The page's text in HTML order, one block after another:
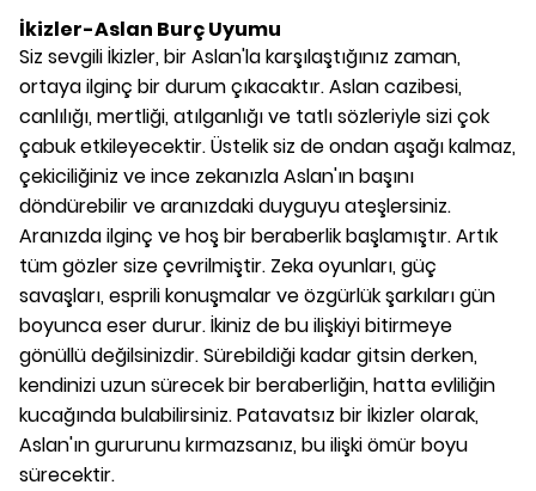
İkizler-Aslan Burç Uyumu
Siz sevgili İkizler, bir Aslan'la karşılaştığınız zaman,
ortaya ilginç bir durum çıkacaktır. Aslan cazibesi,
canlılığı, mertliği, atılganlığı ve tatlı sözleriyle sizi çok
çabuk etkileyecektir. Üstelik siz de ondan aşağı kalmaz,
çekiciliğiniz ve ince zekanızla Aslan'ın başını
döndürebilir ve aranızdaki duyguyu ateşlersiniz.
Aranızda ilginç ve hoş bir beraberlik başlamıştır. Artık
tüm gözler size çevrilmiştir. Zeka oyunları, güç
savaşları, esprili konuşmalar ve özgürlük şarkıları gün
boyunca eser durur. İkiniz de bu ilişkiyi bitirmeye
gönüllü değilsinizdir. Sürebildiği kadar gitsin derken,
kendinizi uzun sürecek bir beraberliğin, hatta evliliğin
kucağında bulabilirsiniz. Patavatsız bir İkizler olarak,
Aslan'ın gururunu kırmazsanız, bu ilişki ömür boyu
sürecektir.